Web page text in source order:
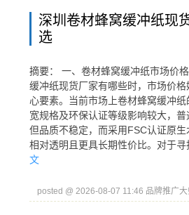
深圳卷材蜂窝缓冲纸现
选
摘要： 一、卷材蜂窝缓冲纸市场价
缓冲纸现货厂家有哪些时，市场价
心要素。当前市场上卷材蜂窝缓冲
宽规格及环保认证等级影响较大，
但品质不稳定，而采用FSC认证原
相对透明且更具长期性价比。对于
文
posted @ 2026-08-07 11:46 品牌推广大